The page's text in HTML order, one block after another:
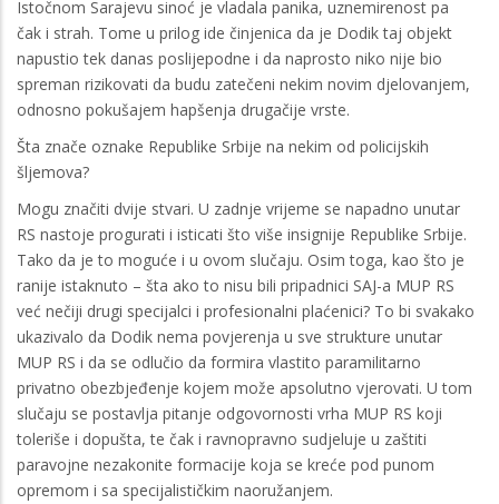
Istočnom Sarajevu sinoć je vladala panika, uznemirenost pa
čak i strah. Tome u prilog ide činjenica da je Dodik taj objekt
napustio tek danas poslijepodne i da naprosto niko nije bio
spreman rizikovati da budu zatečeni nekim novim djelovanjem,
odnosno pokušajem hapšenja drugačije vrste.
Šta znače oznake Republike Srbije na nekim od policijskih
šljemova?
Mogu značiti dvije stvari. U zadnje vrijeme se napadno unutar
RS nastoje progurati i isticati što više insignije Republike Srbije.
Tako da je to moguće i u ovom slučaju. Osim toga, kao što je
ranije istaknuto – šta ako to nisu bili pripadnici SAJ-a MUP RS
već nečiji drugi specijalci i profesionalni plaćenici? To bi svakako
ukazivalo da Dodik nema povjerenja u sve strukture unutar
MUP RS i da se odlučio da formira vlastito paramilitarno
privatno obezbjeđenje kojem može apsolutno vjerovati. U tom
slučaju se postavlja pitanje odgovornosti vrha MUP RS koji
toleriše i dopušta, te čak i ravnopravno sudjeluje u zaštiti
paravojne nezakonite formacije koja se kreće pod punom
opremom i sa specijalističkim naoružanjem.